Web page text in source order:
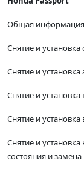
Общая
Снятие и
Снятие и
Снятие и
Снятие и
Снятие и
состояния и